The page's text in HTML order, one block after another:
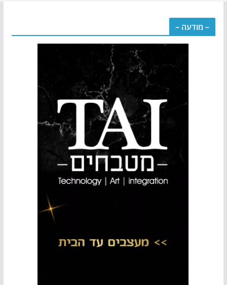
– מודעה –